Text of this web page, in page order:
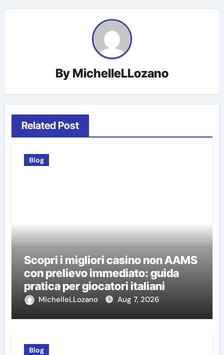
By MichelleLLozano
Related Post
Blog
Scopri i migliori casino non AAMS
con prelievo immediato: guida
pratica per giocatori italiani
MichelleLLozano Aug 7, 2026
Blog